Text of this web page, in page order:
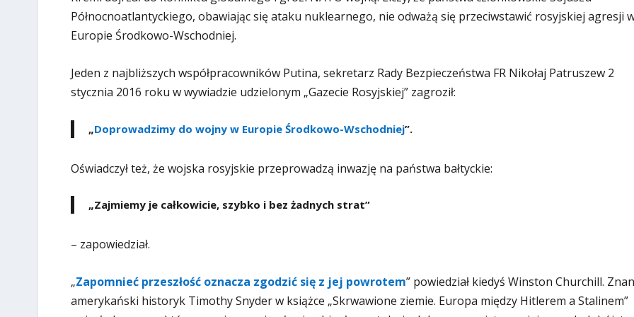
Północnoatlantyckiego, obawiając się ataku nuklearnego, nie odważą się przeciwstawić rosyjskiej agresji
Europie Środkowo-Wschodniej.
Jeden z najbliższych współpracowników Putina, sekretarz Rady Bezpieczeństwa FR Nikołaj Patruszew 2
stycznia 2016 roku w wywiadzie udzielonym „Gazecie Rosyjskiej” zagroził:
„Doprowadzimy do wojny w Europie Środkowo-Wschodniej”.
Oświadczył też, że wojska rosyjskie przeprowadzą inwazję na państwa bałtyckie:
„Zajmiemy je całkowicie, szybko i bez żadnych strat”
– zapowiedział.
„Zapomnieć przeszłość oznacza zgodzić się z jej powrotem” powiedział kiedyś Winston Churchill.
amerykański historyk Timothy Snyder w książce „Skrwawione ziemie. Europa między Hitlerem a Stalinem”